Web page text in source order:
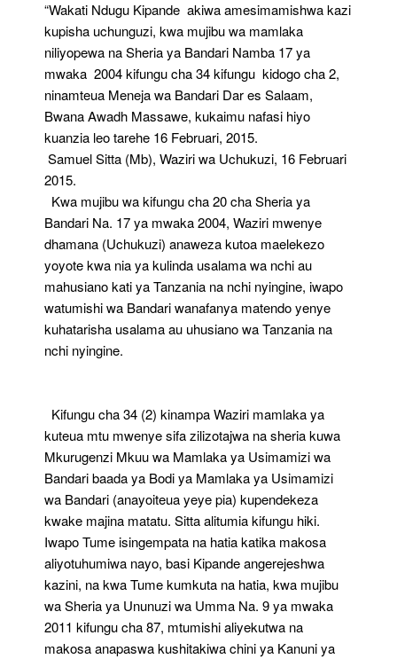
“Wakati Ndugu Kipande akiwa amesimamishwa kazi
kupisha uchunguzi, kwa mujibu wa mamlaka
niliyopewa na Sheria ya Bandari Namba 17 ya
mwaka 2004 kifungu cha 34 kifungu kidogo cha 2,
ninamteua Meneja wa Bandari Dar es Salaam,
Bwana Awadh Massawe, kukaimu nafasi hiyo
kuanzia leo tarehe 16 Februari, 2015.
Samuel Sitta (Mb), Waziri wa Uchukuzi, 16 Februari
2015.
Kwa mujibu wa kifungu cha 20 cha Sheria ya
Bandari Na. 17 ya mwaka 2004, Waziri mwenye
dhamana (Uchukuzi) anaweza kutoa maelekezo
yoyote kwa nia ya kulinda usalama wa nchi au
mahusiano kati ya Tanzania na nchi nyingine, iwapo
watumishi wa Bandari wanafanya matendo yenye
kuhatarisha usalama au uhusiano wa Tanzania na
nchi nyingine.
Kifungu cha 34 (2) kinampa Waziri mamlaka ya
kuteua mtu mwenye sifa zilizotajwa na sheria kuwa
Mkurugenzi Mkuu wa Mamlaka ya Usimamizi wa
Bandari baada ya Bodi ya Mamlaka ya Usimamizi
wa Bandari (anayoiteua yeye pia) kupendekeza
kwake majina matatu. Sitta alitumia kifungu hiki.
Iwapo Tume isingempata na hatia katika makosa
aliyotuhumiwa nayo, basi Kipande angerejeshwa
kazini, na kwa Tume kumkuta na hatia, kwa mujibu
wa Sheria ya Ununuzi wa Umma Na. 9 ya mwaka
2011 kifungu cha 87, mtumishi aliyekutwa na
makosa anapaswa kushitakiwa chini ya Kanuni ya